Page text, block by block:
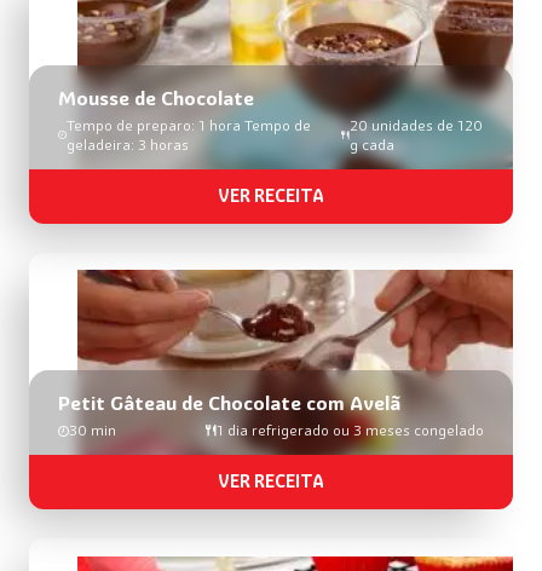
Mousse de Chocolate
Tempo de preparo: 1 hora Tempo de
geladeira: 3 horas
20 unidades de 120
g cada
VER RECEITA
Petit Gâteau de Chocolate com Avelã
30 min 1 dia refrigerado ou 3 meses congelado
VER RECEITA